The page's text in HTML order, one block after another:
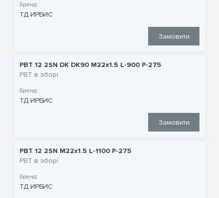
Бренд:
ТД ИРБИС
Замовити
РВТ 12 2SN DK DK90 M22x1.5 L-900 P-275
РВТ в зборі
Бренд:
ТД ИРБИС
Замовити
РВТ 12 2SN M22x1.5 L-1100 P-275
РВТ в зборі
Бренд:
ТД ИРБИС